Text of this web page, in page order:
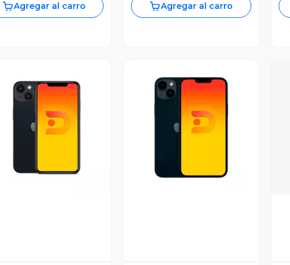
Agregar al carro Agregar al carro
Vista Previa Vista Previa